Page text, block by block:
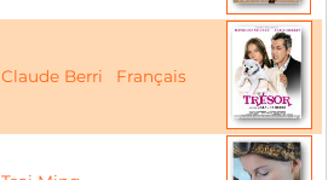
Claude Berri Français